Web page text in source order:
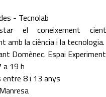
- Tecnolab
el coneixement
amb la ciència i la tecnologia.
Domènec. Espai
a 19 h
8 i 13 anys